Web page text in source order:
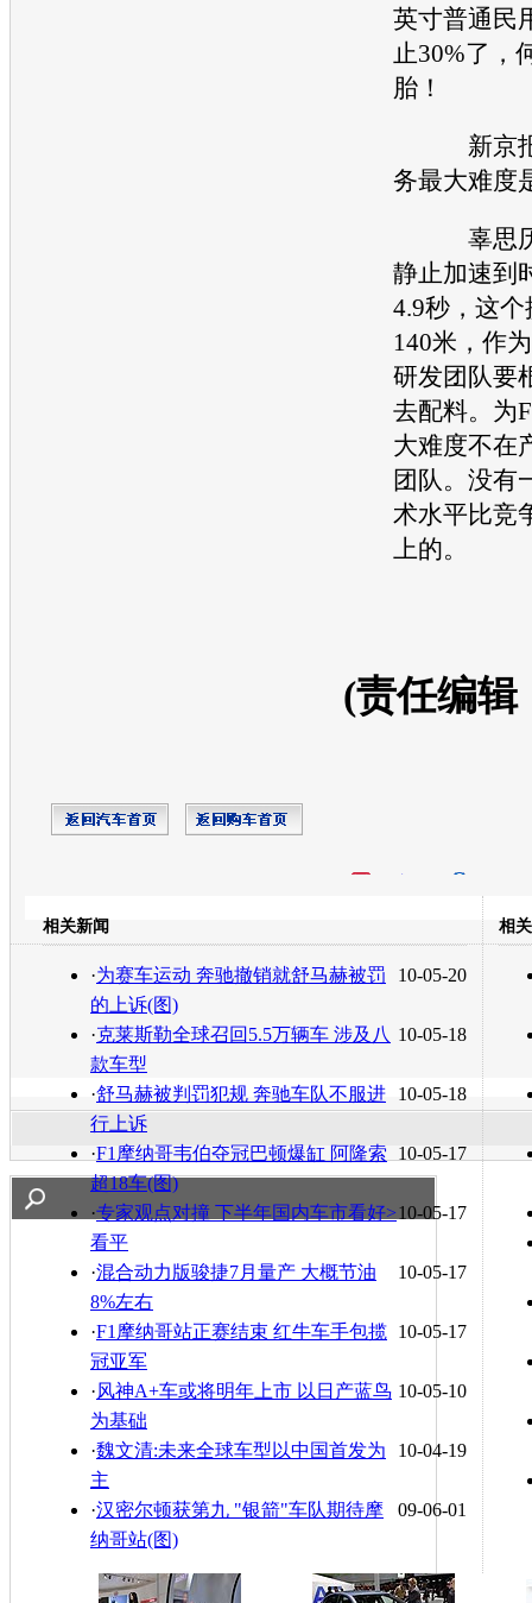
英寸普通民
止30%了，
胎 ！
新京报
务最大难度
辜思历
静止加速到
4.9秒，这
140米，作为
研发团队要
去配料。为
大难度不在
团队。没有
术水平比竞
上的。
(责任编辑
转发至：
相关新闻
10-05-20
·为赛车运动 奔驰撤销就舒马赫被罚
的上诉(图)
10-05-18
·克莱斯勒全球召回5.5万辆车 涉及八
款车型
10-05-18
·舒马赫被判罚犯规 奔驰车队不服进
行上诉
10-05-17
·F1摩纳哥韦伯夺冠巴顿爆缸 阿隆索
超18车(图)
10-05-17
·专家观点对撞 下半年国内车市看好>
看平
10-05-17
·混合动力版骏捷7月量产 大概节油
8%左右
10-05-17
·F1摩纳哥站正赛结束 红牛车手包揽
冠亚军
10-05-10
·风神A+车或将明年上市 以日产蓝鸟
为基础
10-04-19
·魏文清:未来全球车型以中国首发为
主
09-06-01
·汉密尔顿获第九 "银箭"车队期待摩
纳哥站(图)
相